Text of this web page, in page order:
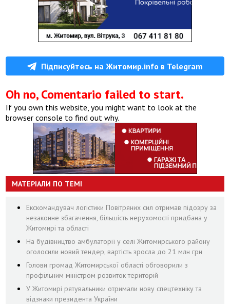
Підписуйтесь на Житомир.info в Telegram
Oh no, Comentario failed to start.
If you own this website, you might want to look at the
browser console to find out why.
МАТЕРІАЛИ ПО ТЕМІ
Екскомандувач логістики Повітряних сил отримав підозру за
незаконне збагачення, більшість нерухомості придбана у
Житомирі та області
На будівництво амбулаторії у селі Житомирського району
оголосили новий тендер, вартість зросла до 21 млн грн
Голови громад Житомирської області обговорили з
профільним міністром розвиток територій
У Житомирі рятувальники отримали нову спецтехніку та
відзнаки президента України